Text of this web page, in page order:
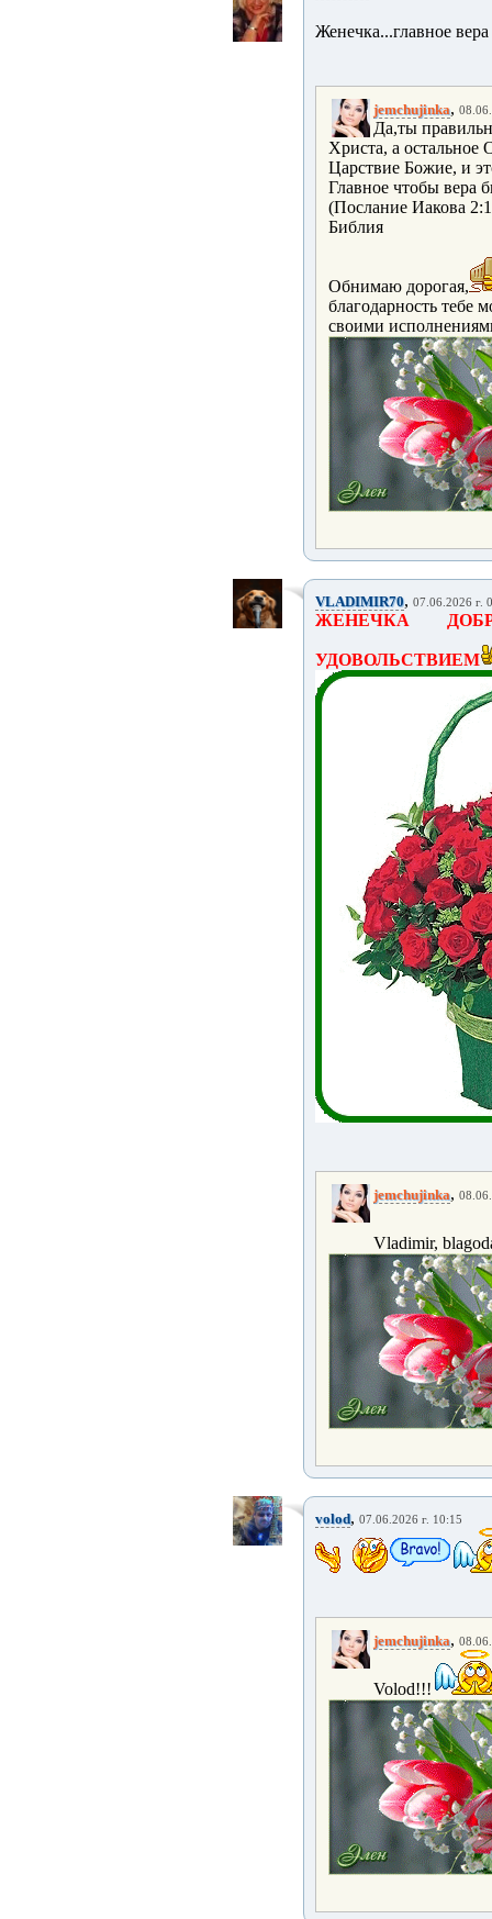
Женечка...главное
jemchujinka,
Да,ты
Христа, а остальное
Царствие Божие, и
Главное чтобы вера
(Послание Иакова
Библия
Обнимаю дорогая,
благодарность тебе
своими
VLADIMIR70, 07.06.2026 г.
ЖЕНЕЧКА
УДОВОЛЬСТВИЕМ
jemchujinka,
Vladimir,
volod, 07.06.2026 г. 10:15
jemchujinka,
Volod!!!